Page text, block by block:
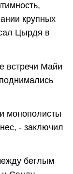
крупных
Цырдя в
встречи Майи
монополисты
- заключил
беглым